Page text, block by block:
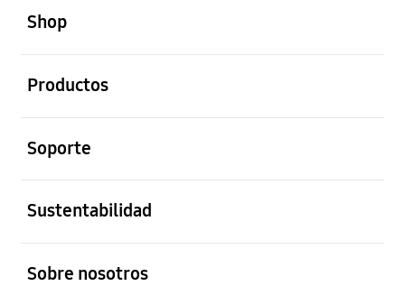
Shop
Productos
Soporte
Sustentabilidad
Sobre nosotros